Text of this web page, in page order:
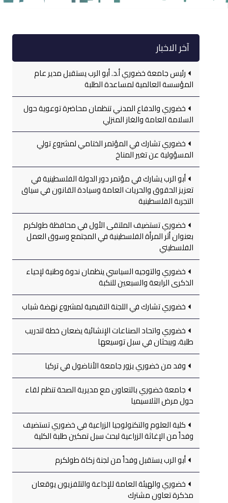
آخر الاخبار
رئيس جامعة خضوري أ.د. أبو الرب يستقبل مدير عام
المؤسسة العالمية لمساعدة الطلبة
خضوري والدفاع المدني تنظمان محاضرة توعوية حول
السلامة العامة والغاز المنزلي
خضوري تشارك في المؤتمر الختامي لمشروع تولي
المسؤولية عن تغير المناخ
أبو الرب يشارك في مؤتمر دور الدولة الفلسطينية في
تعزيز الحقوق والحريات العامة وسيادة القانون في سياق
التجربة الفلسطينية
خضوري تستضيف الملتقى الأول في محافظة طولكرم
بعنوان أثر المرأة الفلسطينية في المجتمع وسوق العمل
الفلسطيني
خضوري والتوجيه السياسي ينظمان ندوة وطنية لإحياء
الذكرى الرابعة والسبعين للنكبة
خضوري تشارك في اللجنة التقيمية لمشروع نهضة شباب
خضوري واتحاد الصناعات الإنشائية يضعان خطة لتدريب
طلبة، ويبحثان في سبل توسيعها
وفد من خضوري يزور جامعة الأناضول في تركيا
جامعة خضوري بالتعاون مع مديرية الصحة تنظم لقاء
حول مرض الثلاسيميا
كلية العلوم والتكنولوجيا الزراعية في خضوري تستضيف
وفداً من الإغاثة الزراعية لبحث سبل تمكين طلبة الكلية
أبو الرب يستقبل وفداً من لجنة زكاة طولكرم
خضوري والهيئة العامة للإذاعة والتلفزيون يوقعان
مذكرة تعاون مشترك